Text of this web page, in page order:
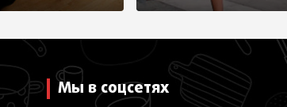
Мы в соцсетях